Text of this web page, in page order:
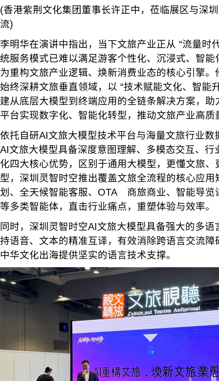
(香港紫荆文化集团董事长许正中，莅临展区与深
流)
李明华在演讲中指出，当下文旅产业正从 “流量时
统服务模式已难以满足游客个性化、沉浸式、智
为重构文旅产业逻辑、焕新消费业态的核心引擎
始终深耕文旅垂直领域，以 “技术赋能文化、智
建从底层大模型到终端应用的全链条解决方案，助
平台实现数字化、智能化转型，推动文旅产业高质
依托自研AI文旅大模型技术平台与海量文旅行业数
AI文旅大模型具备深度意图理解、多模态交互、行
化四大核心优势，区别于通用大模型，更懂文旅
型，深圳灵智时空推出覆盖文旅全流程的核心应
划、全天候智能客服、OTA 商旅商业、智能导览
等多类智能体，直击行业痛点，重塑体验与效率。
同时，深圳灵智时空AI文旅大模型具备强大的多
持语音、文本的精准互译，有效消除跨语言交流
中华文化出海提供坚实的语言技术支撑。